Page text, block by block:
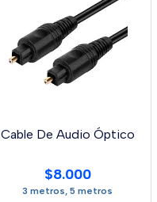
Cable De Audio Óptico
$8.000
3 metros, 5 metros